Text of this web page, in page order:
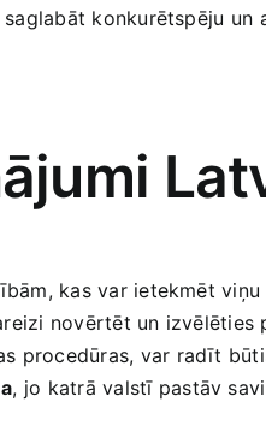
konkurētspēju
kas var ietekmēt
novērtēt un izvēlēties
procedūras, var radīt
,​ jo katrā valstī‌ pastāv